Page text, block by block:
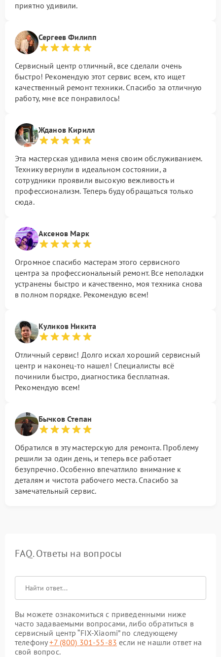
приятно удивили.
Сергеев Филипп
Сервисный центр отличный, все сделали очень
быстро! Рекомендую этот сервис всем, кто ищет
качественный ремонт техники. Спасибо за отличную
работу, мне все понравилось!
Жданов Кирилл
Эта мастерская удивила меня своим обслуживанием.
Технику вернули в идеальном состоянии, а
сотрудники проявили высокую вежливость и
профессионализм. Теперь буду обращаться только
сюда.
Аксенов Марк
Огромное спасибо мастерам этого сервисного
центра за профессиональный ремонт. Все неполадки
устранены быстро и качественно, моя техника снова
в полном порядке. Рекомендую всем!
Куликов Никита
Отличный сервис! Долго искал хороший сервисный
центр и наконец-то нашел! Специалисты всё
починили быстро, диагностика бесплатная.
Рекомендую всем!
Бычков Степан
Обратился в эту мастерскую для ремонта. Проблему
решили за один день, и теперь все работает
безупречно. Особенно впечатлило внимание к
деталям и чистота рабочего места. Спасибо за
замечательный сервис.
FAQ. Ответы на вопросы
Вы можете ознакомиться с приведенными ниже
часто задаваемыми вопросами, либо обратиться в
сервисный центр “FIX-Xiaomi” по следующему
телефону+7 (800) 301-55-83 если не нашли ответ на
свой вопрос.